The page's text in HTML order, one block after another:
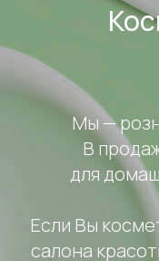
Мы —
В
для
Если Вы
салона